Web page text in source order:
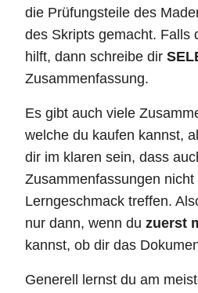
die Prüfungsteile des
des Skripts gemacht. Falls
hilft, dann schreibe dir
Zusammenfassung.
Es gibt auch viele
welche du kaufen kannst,
dir im klaren sein, dass
Zusammenfassungen
Lerngeschmack treffen.
nur dann, wenn du zuerst
kannst, ob dir das
Generell lernst du am